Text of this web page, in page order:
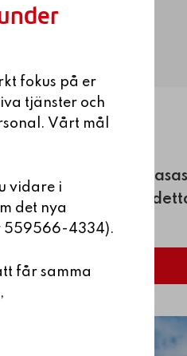
stängning
näten håller på att
och i Sverige ska
fokus på er
tjänster och
Vårt mål
vidare i
det nya
559566-4334).
får samma